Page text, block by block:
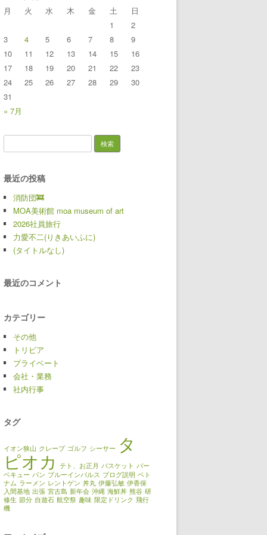
月
火 水 木 金 土 日
« 7月
1
2
3
4 5 6 7 8
9
10
11 12 13 14 15
16
17
18 19 20 21 22
23
24
25 26 27 28 29
30
31
最近の投稿
消防団🚒
MOA美術館 moa museum of art
2026社員旅行
力愛不二(りきあいふに)
(タイトルなし)
最近のコメント
カテゴリー
その他
トリビア
プライベート
会社・業務
社内行事
タグ
イオン狭山 クレープ ゴルフ シーサー タ
ピオカ テト、お正月 バスケット バー
ベキュー パン ブルーインパルス ブログ説明 ベト
ナム ラーメン レントゲン 丼丸 伊藤弘敏 伊香保
入間基地 出張 宮古島 新年会 沖縄 海鮮丼 熊谷 研
修生 節分 自遊石 航空祭 趣味 限定ドリンク 飛行
機